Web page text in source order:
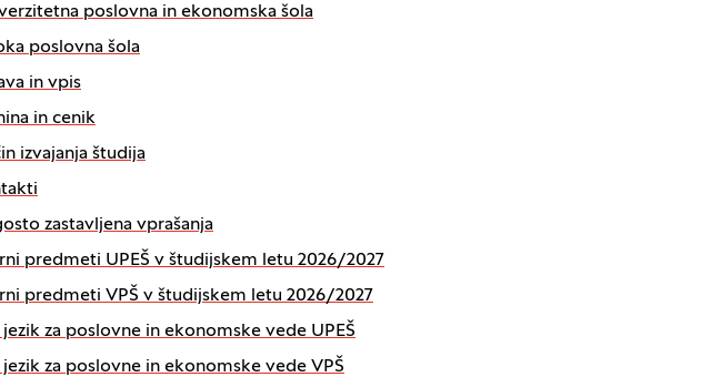
poslovna in ekonomska šola
poslovna šola
in vpis
in cenik
izvajanja študija
zastavljena vprašanja
predmeti UPEŠ v študijskem letu 2026/2027
predmeti VPŠ v študijskem letu 2026/2027
jezik za poslovne in ekonomske vede UPEŠ
jezik za poslovne in ekonomske vede VPŠ